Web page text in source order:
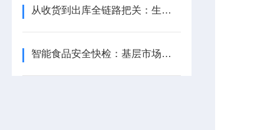
从收货到出库全链路把关：生鲜配送中心多功能食品安全检测仪实用选购手册
智能食品安全快检：基层市场监管所如何用3000元设备覆盖78%快检需求